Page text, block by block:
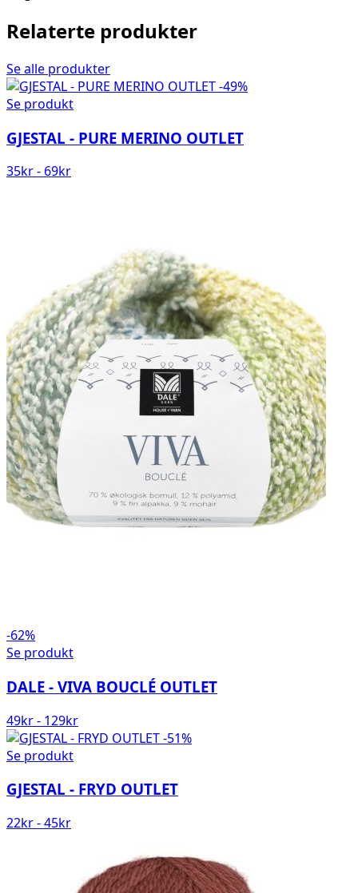
Relaterte produkter
Se alle produkter
-49%
Se produkt
GJESTAL - PURE MERINO OUTLET
35kr- 69kr
-62%
Se produkt
DALE - VIVA BOUCLÉ OUTLET
49kr- 129kr
-51%
Se produkt
GJESTAL - FRYD OUTLET
22kr-45kr